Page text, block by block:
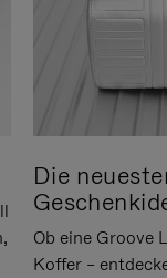
Die
Ob eine Groove
Koffer –